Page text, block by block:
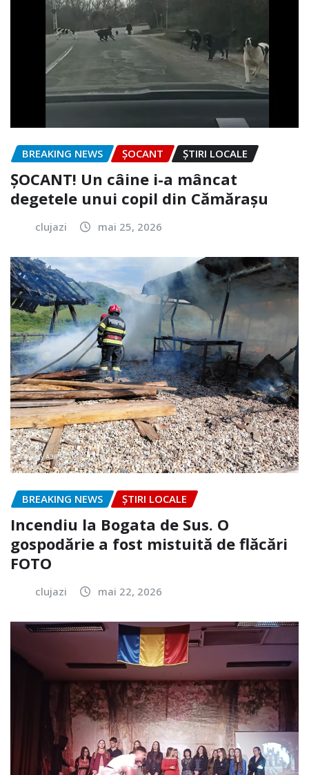
BREAKING NEWS ȘOCANT ȘTIRI LOCALE
ȘOCANT! Un câine i-a mâncat
degetele unui copil din Cămărașu
clujazi mai 25, 2026
BREAKING NEWS ȘTIRI LOCALE
Incendiu la Bogata de Sus. O
gospodărie a fost mistuită de flăcări
FOTO
clujazi mai 22, 2026